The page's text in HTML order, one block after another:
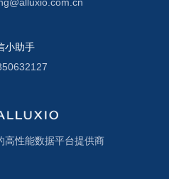
小助手
高性能数据平台提供商